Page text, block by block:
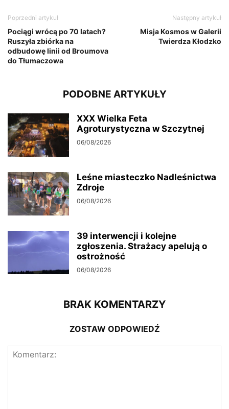
Poprzedni artykuł
Pociągi wrócą po 70 latach?
Ruszyła zbiórka na
odbudowę linii od Broumova
do Tłumaczowa
Następny artykuł
Misja Kosmos w Galerii
Twierdza Kłodzko
PODOBNE ARTYKUŁY
XXX Wielka Feta
Agroturystyczna w Szczytnej
06/08/2026
Leśne miasteczko Nadleśnictwa
Zdroje
06/08/2026
39 interwencji i kolejne
zgłoszenia. Strażacy apelują o
ostrożność
06/08/2026
BRAK KOMENTARZY
ZOSTAW ODPOWIEDŹ